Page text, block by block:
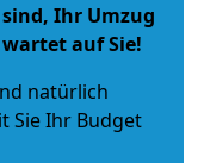
Ihr Umzug
auf Sie!
natürlich
Sie Ihr Budget